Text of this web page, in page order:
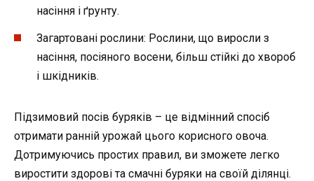
насіння і ґрунту.
Загартовані рослини: Рослини, що виросли з
насіння, посіяного восени, більш стійкі до хвороб
і шкідників.
Підзимовий посів буряків – це відмінний спосіб
отримати ранній урожай цього корисного овоча.
Дотримуючись простих правил, ви зможете легко
виростити здорові та смачні буряки на своїй ділянці.